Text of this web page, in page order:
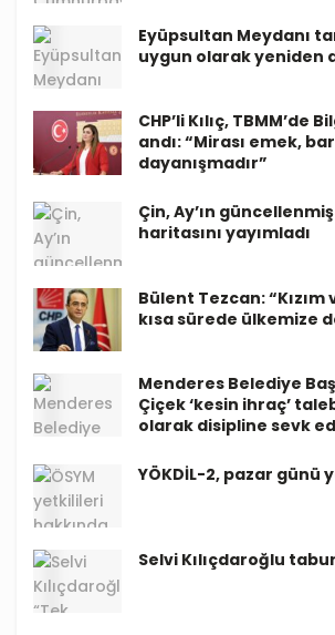
Eyüpsultan Meydanı
uygun olarak yeniden
CHP’li Kılıç, TBMM’de
andı: “Mirası emek,
dayanışmadır”
Çin, Ay’ın
haritasını yayımladı
Bülent Tezcan: “Kızım
kısa sürede ülkemize
Menderes Belediye
Çiçek ‘kesin ihraç’
olarak disipline sevk
YÖKDİL-2, pazar günü
Selvi Kılıçdaroğlu